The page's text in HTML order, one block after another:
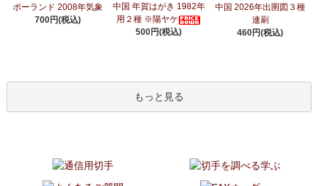
ポーランド 2008年気象
700円(税込)
中国 年賀はがき 1982年
用２種 ※陽ヤケ
500円(税込)
中国 2026年出圉図３種
連刷
460円(税込)
もっと見る